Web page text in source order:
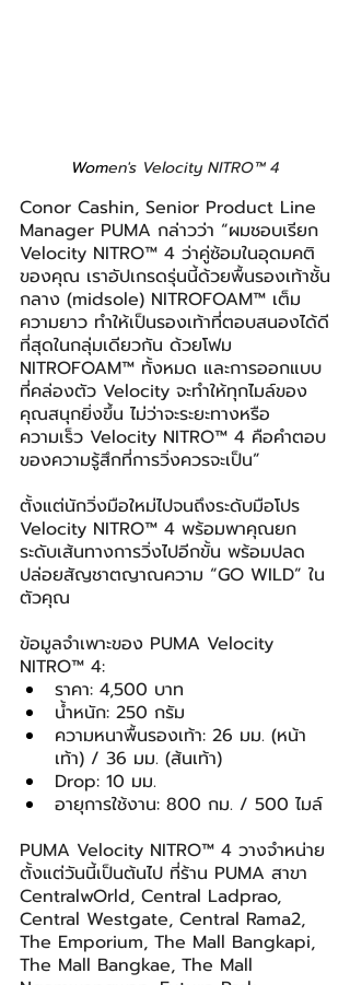
Women's Velocity NITRO™ 4
Conor Cashin, Senior Product Line
Manager PUMA กล่าวว่า “ผมชอบเรียก
Velocity NITRO™ 4 ว่าคู่ซ้อมในอุดมคติ
ของคุณ เราอัปเกรดรุ่นนี้ด้วยพื้นรองเท้าชั้น
กลาง (midsole) NITROFOAM™ เต็ม
ความยาว ทำให้เป็นรองเท้าที่ตอบสนองได้ดี
ที่สุดในกลุ่มเดียวกัน ด้วยโฟม
NITROFOAM™ ทั้งหมด และการออกแบบ
ที่คล่องตัว Velocity จะทำให้ทุกไมล์ของ
คุณสนุกยิ่งขึ้น ไม่ว่าจะระยะทางหรือ
ความเร็ว Velocity NITRO™ 4 คือคำตอบ
ของความรู้สึกที่การวิ่งควรจะเป็น”
ตั้งแต่นักวิ่งมือใหม่ไปจนถึงระดับมือโปร
Velocity NITRO™ 4 พร้อมพาคุณยก
ระดับเส้นทางการวิ่งไปอีกขั้น พร้อมปลด
ปล่อยสัญชาตญาณความ “GO WILD” ใน
ตัวคุณ
ข้อมูลจำเพาะของ PUMA Velocity
NITRO™ 4:
ราคา: 4,500 บาท
น้ำหนัก: 250 กรัม
ความหนาพื้นรองเท้า: 26 มม. (หน้า
เท้า) / 36 มม. (ส้นเท้า)
Drop: 10 มม.
อายุการใช้งาน: 800 กม. / 500 ไมล์
PUMA Velocity NITRO™ 4 วางจำหน่าย
ตั้งแต่วันนี้เป็นต้นไป ที่ร้าน PUMA สาขา
CentralwOrld, Central Ladprao,
Central Westgate, Central Rama2,
The Emporium, The Mall Bangkapi,
The Mall Bangkae, The Mall